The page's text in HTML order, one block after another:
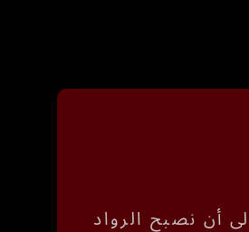
أن نصبح الرواد